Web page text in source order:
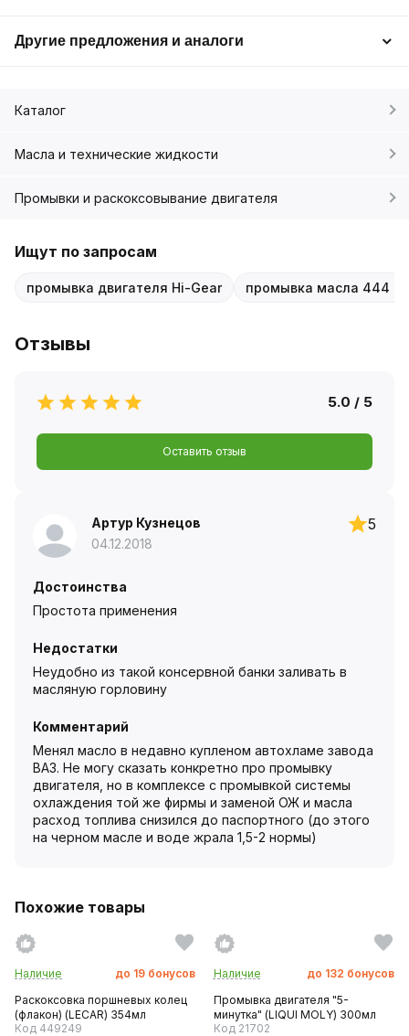
Другие предложения и аналоги
Каталог
Масла и технические жидкости
Промывки и раскоксовывание двигателя
Ищут по запросам
промывка двигателя Hi-Gear промывка масла 444
Отзывы
5.0 / 5
Оставить отзыв
Артур Кузнецов
04.12.2018
5
Достоинства
Простота применения
Недостатки
Неудобно из такой консервной банки заливать в
масляную горловину
Комментарий
Менял масло в недавно купленом автохламе завода
ВАЗ. Не могу сказать конкретно про промывку
двигателя, но в комплексе с промывкой системы
охлаждения той же фирмы и заменой ОЖ и масла
расход топлива снизился до паспортного (до этого
на черном масле и воде жрала 1,5-2 нормы)
Похожие товары
Наличие до 19 бонусов
Раскоксовка поршневых колец
(флакон) (LECAR) 354мл
Код 449249
Наличие до 132 бонусов
Промывка двигателя "5-
минутка" (LIQUI MOLY) 300мл
Код 21702